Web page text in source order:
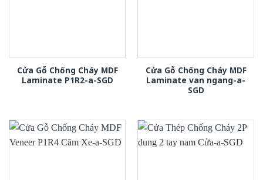
Cửa Gỗ Chống Cháy MDF
Laminate P1R2-a-SGD
Cửa Gỗ Chống Cháy MDF
Laminate van ngang-a-
SGD